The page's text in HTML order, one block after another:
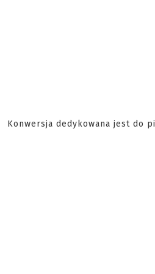
Konwersja dedykowana jest do